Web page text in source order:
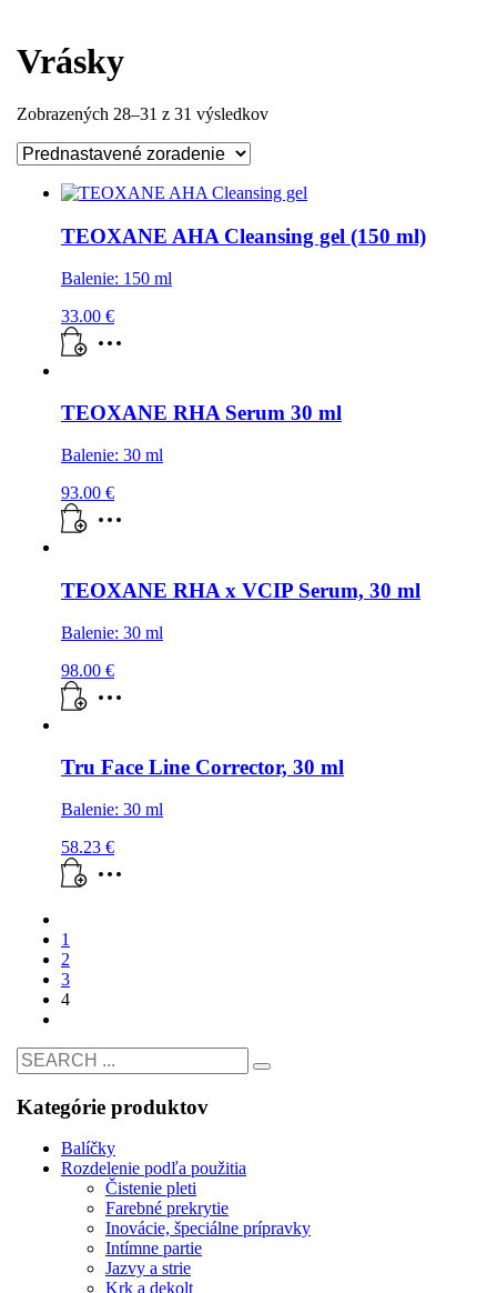
Vrásky
Zobrazených 28–31 z 31 výsledkov
TEOXANE AHA Cleansing gel (150 ml)
Balenie: 150 ml
33.00 €
TEOXANE RHA Serum 30 ml
Balenie: 30 ml
93.00 €
TEOXANE RHA x VCIP Serum, 30 ml
Balenie: 30 ml
98.00 €
Tru Face Line Corrector, 30 ml
Balenie: 30 ml
58.23 €
1
2
3
4
Kategórie produktov
Balíčky
Rozdelenie podľa použitia
Čistenie pleti
Farebné prekrytie
Inovácie, špeciálne prípravky
Intímne partie
Jazvy a strie
Krk a dekolt